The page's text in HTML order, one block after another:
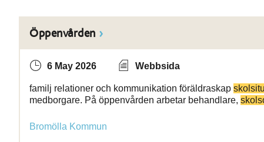
Öppenvården
6 May 2026 Webbsida
familj relationer och kommunikation föräldraskap
medborgare. På öppenvården arbetar behandlare,
Bromölla Kommun